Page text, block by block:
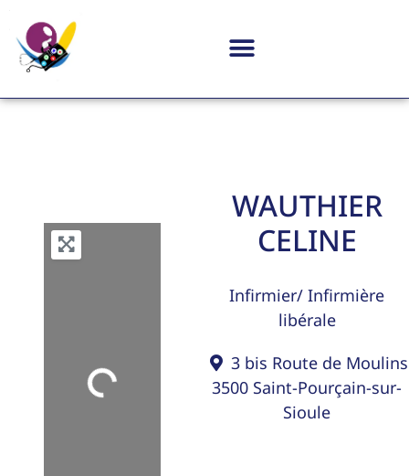
Loading...
WAUTHIER
CELINE
Infirmier/ Infirmière
libérale
3 bis Route de Moulins
3500 Saint-Pourçain-sur-
Sioule